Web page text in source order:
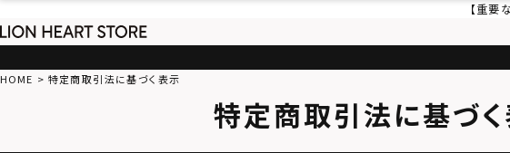
【重要
HOME 特定商取引法に基づく表示
特定商取引法に基づ